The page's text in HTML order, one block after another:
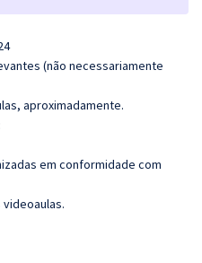
(não necessariamente
aproximadamente.
em conformidade com